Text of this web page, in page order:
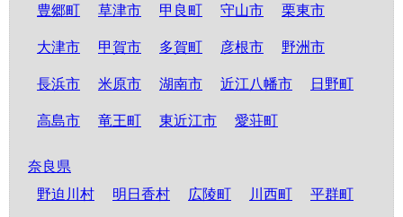
豊郷町
草津市 甲良町 守山市 栗東市
大津市 甲賀市 多賀町 彦根市 野洲市
長浜市 米原市 湖南市 近江八幡市 日野町
高島市 竜王町 東近江市 愛荘町
奈良県
野迫川村
明日香村 広陵町 川西町 平群町